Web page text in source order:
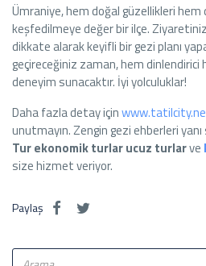
Ümraniye, hem doğal güzellikleri
keşfedilmeye değer bir ilçe.
dikkate alarak keyifli bir gezi planı
geçireceğiniz zaman, hem dinlendirici
deneyim sunacaktır. İyi yolculuklar!
Daha fazla detay için
unutmayın. Zengin gezi ehberleri
Turekonomik turlarucuz turlarve
size hizmet veriyor.
Paylaş